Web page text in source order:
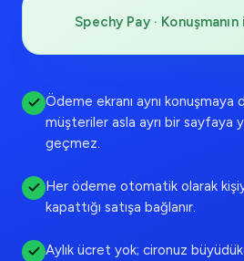
Spechy Pay ·
Ödeme ekranı aynı konuşmaya
müşteriler asla ayrı bir sayfaya
geçmez.
Her ödeme otomatik olarak
kapattığı satışa bağlanır.
Aylık ücret yok; cironuz